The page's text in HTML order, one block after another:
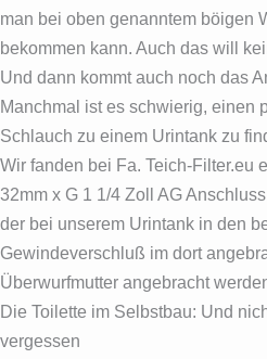
man bei oben genanntem böigen
bekommen kann. Auch das will
Und dann kommt auch noch das
Manchmal ist es schwierig, einen
Schlauch zu einem Urintank zu
Wir fanden bei Fa. Teich-Filter.eu
32mm x G 1 1/4 Zoll AG Anschluss
der bei unserem Urintank in den
Gewindeverschluß im dort
Überwurfmutter angebracht
Die Toilette im Selbstbau: Und
vergessen